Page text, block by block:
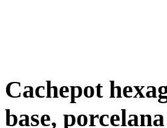
Cachepot
base,